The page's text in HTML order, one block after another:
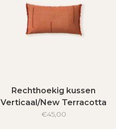
Rechthoekig kussen
Verticaal/New Terracotta
30x50cm
€45,00